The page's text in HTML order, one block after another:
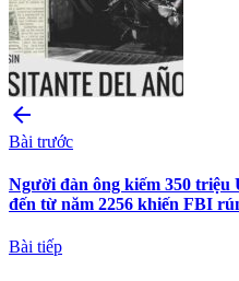
arrow_back
Bài trước
Người đàn ông kiếm 350
đến từ năm 2256 khiến FBI
Bài tiếp